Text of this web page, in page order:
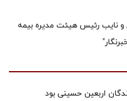
و نایب رئیس هیئت مدیره بیمه
اربعین حسینی بود